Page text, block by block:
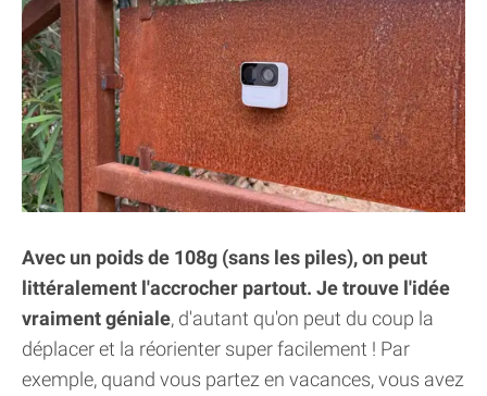
Avec un poids de 108g (sans les piles), on peut
littéralement l'accrocher partout. Je trouve l'idée
vraiment géniale, d'autant qu'on peut du coup la
déplacer et la réorienter super facilement ! Par
exemple, quand vous partez en vacances, vous avez